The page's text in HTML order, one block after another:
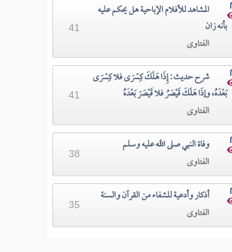
المشاهد للأفلام الإباحية هل يحكم عليه
بأنه زان
الفتاوى
41
شرح حديث: إِذَا هَلَكَ كِسْرَى فلا كِسْرَى
بَعْدَهُ، وإذَا هَلَكَ قَيْصَرُ فلا قَيْصَرَ بَعْدَهُ
الفتاوى
41
وفاة النبي صلى الله عليه وسلم
الفتاوى
38
أذكار وأدعية للشفاء من القرآن والسنة
الفتاوى
35